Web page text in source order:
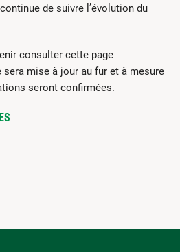
de suivre l’évolution du
consulter cette page
sera mise à jour au fur et à mesure
seront confirmées.